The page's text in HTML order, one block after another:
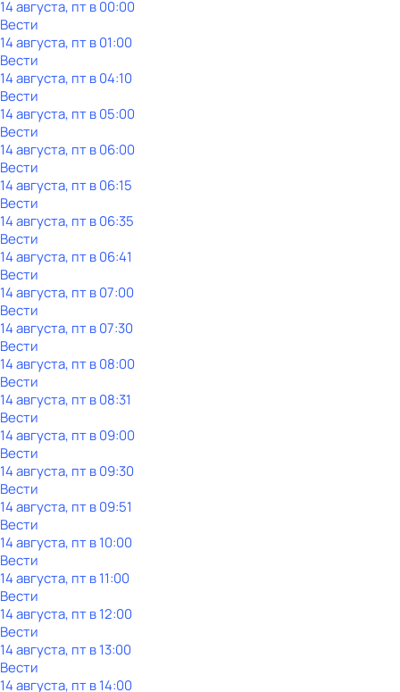
14 августа, пт в 00:00
Вести
14 августа, пт в 01:00
Вести
14 августа, пт в 04:10
Вести
14 августа, пт в 05:00
Вести
14 августа, пт в 06:00
Вести
14 августа, пт в 06:15
Вести
14 августа, пт в 06:35
Вести
14 августа, пт в 06:41
Вести
14 августа, пт в 07:00
Вести
14 августа, пт в 07:30
Вести
14 августа, пт в 08:00
Вести
14 августа, пт в 08:31
Вести
14 августа, пт в 09:00
Вести
14 августа, пт в 09:30
Вести
14 августа, пт в 09:51
Вести
14 августа, пт в 10:00
Вести
14 августа, пт в 11:00
Вести
14 августа, пт в 12:00
Вести
14 августа, пт в 13:00
Вести
14 августа, пт в 14:00